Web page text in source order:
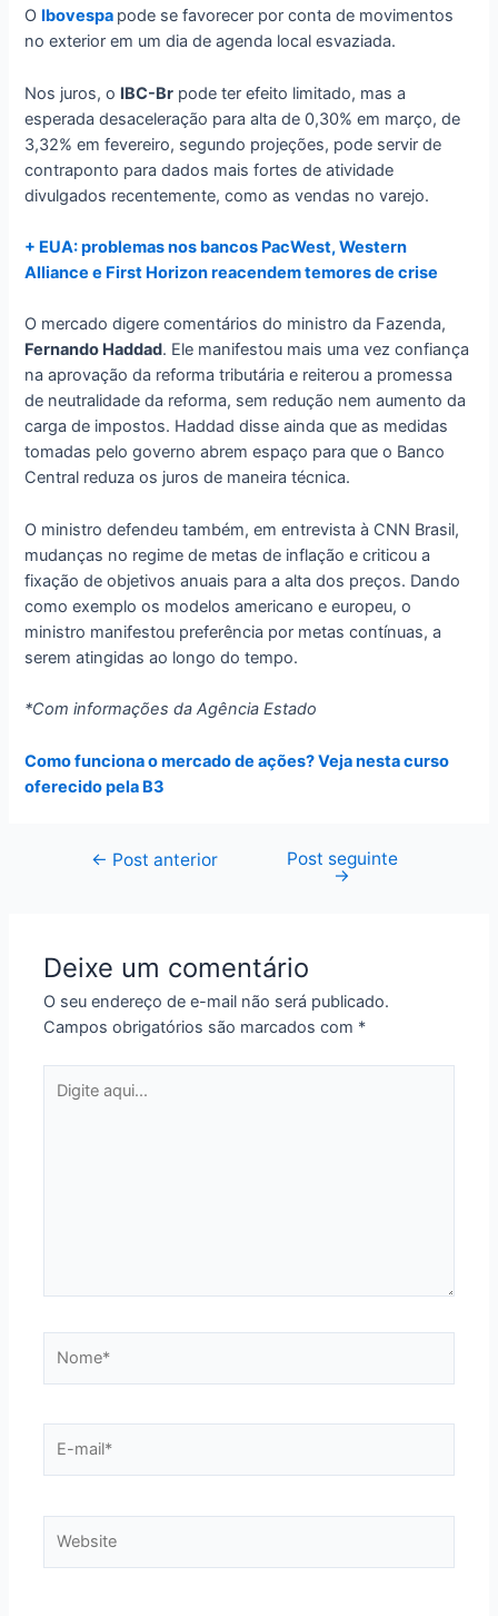
O Ibovespa pode se favorecer por conta de movimentos
no exterior em um dia de agenda local esvaziada.
Nos juros, o IBC-Br pode ter efeito limitado, mas a
esperada desaceleração para alta de 0,30% em março, de
3,32% em fevereiro, segundo projeções, pode servir de
contraponto para dados mais fortes de atividade
divulgados recentemente, como as vendas no varejo.
+ EUA: problemas nos bancos PacWest, Western
Alliance e First Horizon reacendem temores de crise
O mercado digere comentários do ministro da Fazenda,
Fernando Haddad. Ele manifestou mais uma vez confiança
na aprovação da reforma tributária e reiterou a promessa
de neutralidade da reforma, sem redução nem aumento da
carga de impostos. Haddad disse ainda que as medidas
tomadas pelo governo abrem espaço para que o Banco
Central reduza os juros de maneira técnica.
O ministro defendeu também, em entrevista à CNN Brasil,
mudanças no regime de metas de inflação e criticou a
fixação de objetivos anuais para a alta dos preços. Dando
como exemplo os modelos americano e europeu, o
ministro manifestou preferência por metas contínuas, a
serem atingidas ao longo do tempo.
*Com informações da Agência Estado
Como funciona o mercado de ações? Veja nesta curso
oferecido pela B3
Navegação
← Post anterior Post seguinte
→
Deixe um comentário
O seu endereço de e-mail não será publicado.
Campos obrigatórios são marcados com *
aqui...
mail*